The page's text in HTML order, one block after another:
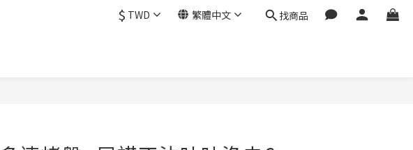
$ TWD 繁體中文 找商品